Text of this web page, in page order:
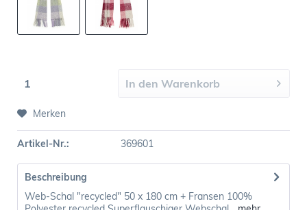
In den Warenkorb
Merken
Artikel-Nr.: 369601
Beschreibung
Web-Schal "recycled" 50 x 180 cm + Fransen 100%